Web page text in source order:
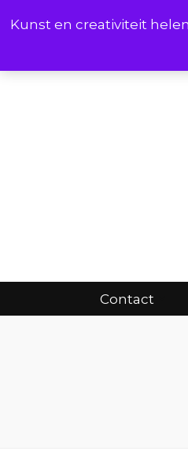
Kunst en creativiteit
Contact